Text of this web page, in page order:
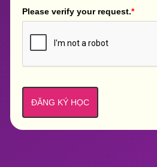
Please verify your request.*
ĐĂNG KÝ HỌC